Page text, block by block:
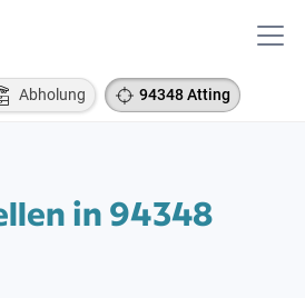
Abholung 94348 Atting
in 94348